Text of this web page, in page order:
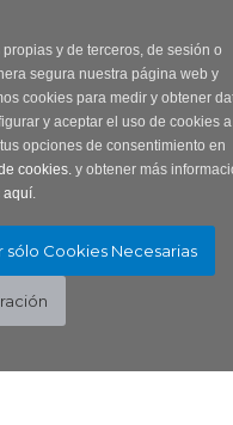
y de terceros, de sesión o
segura nuestra página web y
cookies para medir y obtener
y aceptar el uso de cookies a
opciones de consentimiento en
cookies.y obtener más
aquí.